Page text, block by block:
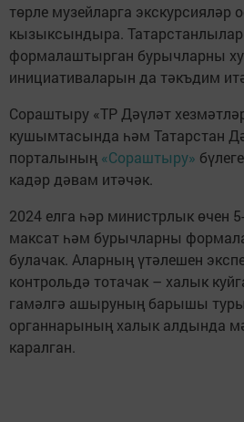
төрле музейларга экскурсияләр
кызыксындыра. Татарстанлылар
формалаштырган бурычларны
инициативаларын да тәкъдим
Сораштыру «ТР Дәүләт
кушымтасында һәм Татарстан
порталының «Сораштыру»
кадәр дәвам итәчәк.
2024 елга һәр министрлык өчен
максат һәм бурычларны
булачак. Аларның үтәлешен
контрольдә тотачак – халык
гамәлгә ашыруның барышы
органнарының халык алдында
каралган.